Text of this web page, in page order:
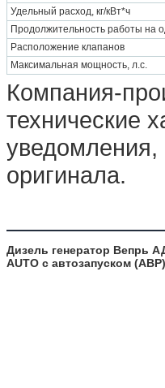
Удельный расход, кг/кВт*ч
Продолжительность работы на
Расположение клапанов
Максимальная мощность, л.с.
Компания-
технические
уведомления,
оригинала.
Дизель генератор Вепрь
AUTO с автозапуском (АВР)